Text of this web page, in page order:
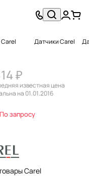
Датчики Carel
₽
известная цена
на 01.01.2016
По запросу
Carel